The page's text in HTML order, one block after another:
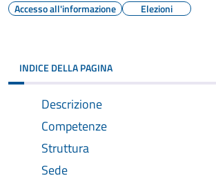
Accesso all'informazione Elezioni
INDICE DELLA PAGINA
Descrizione
Competenze
Struttura
Sede